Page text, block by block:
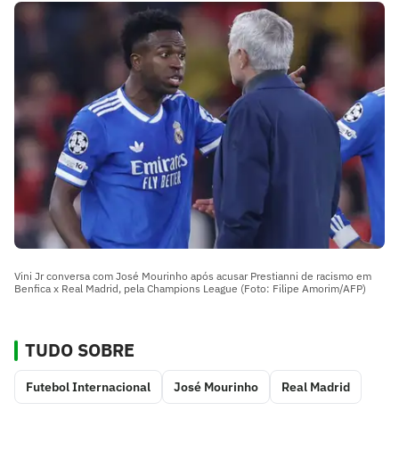
Vini Jr conversa com José Mourinho após acusar Prestianni de racismo em
Benfica x Real Madrid, pela Champions League (Foto: Filipe Amorim/AFP)
TUDO SOBRE
Futebol Internacional José Mourinho Real Madrid